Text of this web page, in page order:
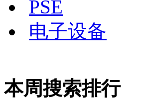
PSE
电子设备
本周搜索排行